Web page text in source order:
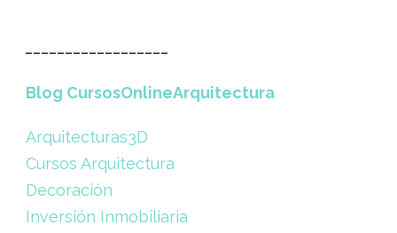
__________________
Blog CursosOnlineArquitectura
Arquitecturas3D
Cursos Arquitectura
Decoración
Inversión Inmobiliaria